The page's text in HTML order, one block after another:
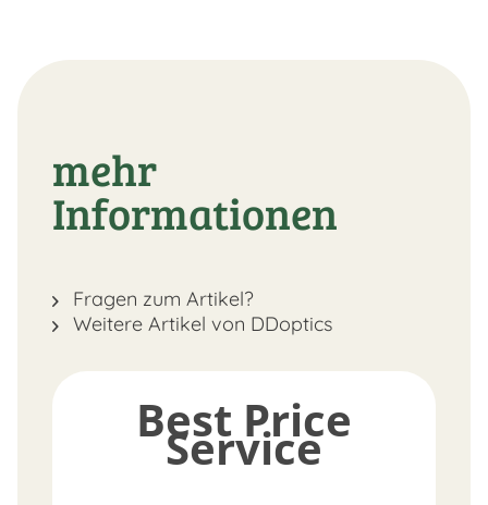
mehr
Informationen
Fragen zum Artikel?
Weitere Artikel von DDoptics
Best Price
Service